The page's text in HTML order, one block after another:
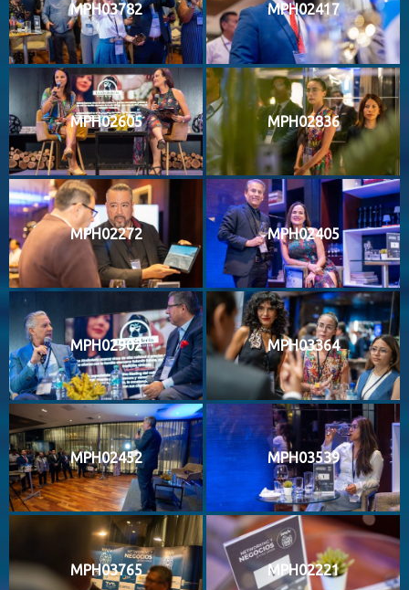
MPH03782 MPH02417
MPH02605 MPH02836
MPH02272 MPH02405
MPH02902 MPH03364
MPH02452 MPH03539
MPH03765 MPH02221